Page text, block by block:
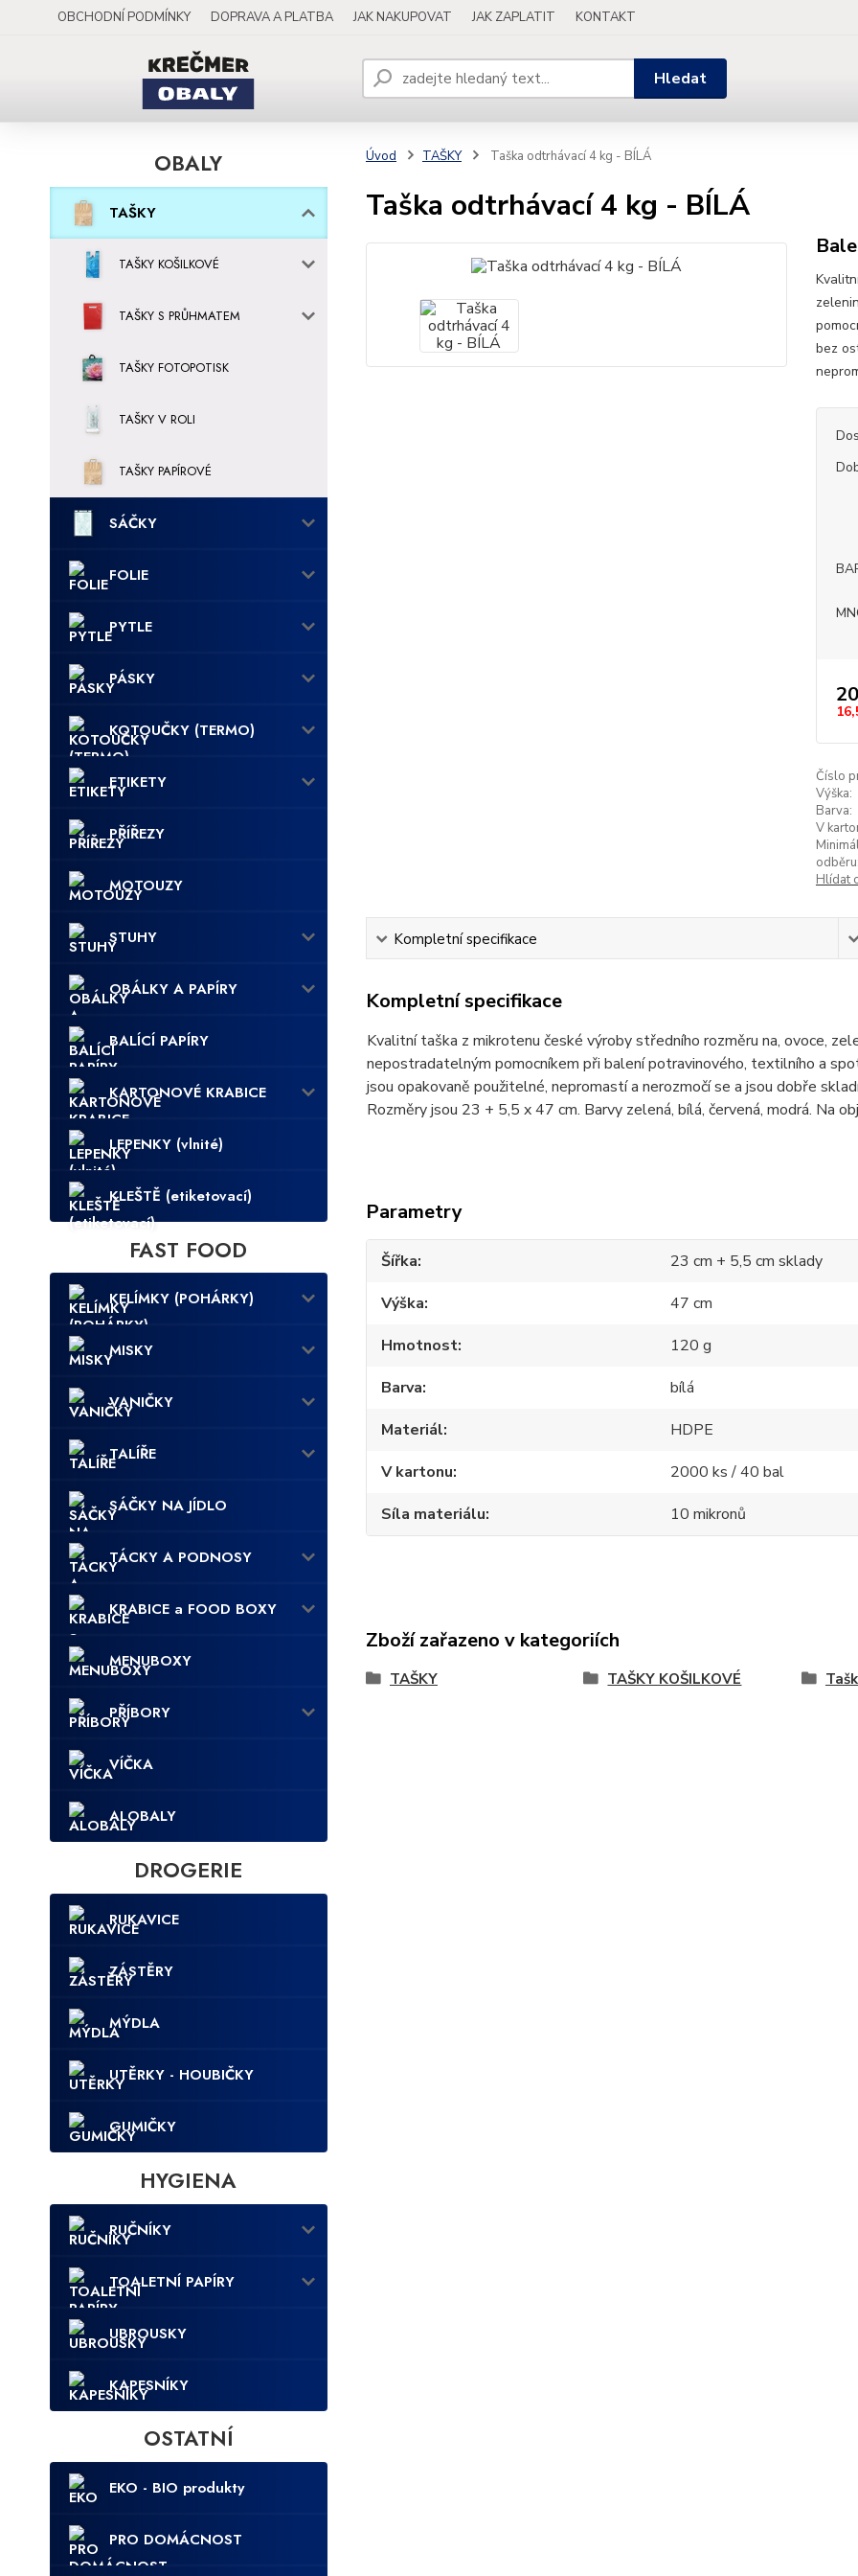
OBCHODNÍ PODMÍNKY DOPRAVA A PLATBA JAK NAKUPOVAT JAK ZAPLATIT KONTAKT
Hledat
OBALY
TAŠKY
TAŠKY KOŠILKOVÉ
TAŠKY S PRŮHMATEM
TAŠKY FOTOPOTISK
TAŠKY V ROLI
TAŠKY PAPÍROVÉ
SÁČKY
FOLIE
PYTLE
PÁSKY
KOTOUČKY (TERMO)
ETIKETY
PŘÍŘEZY
MOTOUZY
STUHY
OBÁLKY A PAPÍRY
BALÍCÍ PAPÍRY
KARTONOVÉ KRABICE
LEPENKY (vlnité)
KLEŠTĚ (etiketovací)
FAST FOOD
KELÍMKY (POHÁRKY)
MISKY
VANIČKY
TALÍŘE
SÁČKY NA JÍDLO
TÁCKY A PODNOSY
KRABICE a FOOD BOXY
MENUBOXY
PŘÍBORY
VÍČKA
ALOBALY
DROGERIE
RUKAVICE
ZÁSTĚRY
MÝDLA
UTĚRKY - HOUBIČKY
GUMIČKY
HYGIENA
RUČNÍKY
TOALETNÍ PAPÍRY
UBROUSKY
KAPESNÍKY
OSTATNÍ
EKO - BIO produkty
PRO DOMÁCNOST
Úvod TAŠKY Taška odtrhávací 4 kg - BÍLÁ
Taška odtrhávací 4 kg - BÍLÁ
bez
Číslo
Výška:
Barva:
V
odběru:
Hlídat
Kompletní specifikace
Kompletní specifikace
Kvalitní taška z mikrotenu české výroby středního rozměru na, ovoce,
nepostradatelným pomocníkem při balení potravinového, textilního a
jsou opakovaně použitelné, nepromastí a nerozmočí se a jsou dobře
Rozměry jsou 23 + 5,5 x 47 cm. Barvy zelená, bílá, červená, modrá. Na
Parametry
Šířka
23 cm + 5,5 cm sklady
Výška
47 cm
Hmotnost
120 g
Barva
bílá
Materiál
HDPE
V kartonu
2000 ks / 40 bal
Síla materiálu
10 mikronů
Zboží zařazeno v kategoriích
TAŠKY TAŠKY KOŠILKOVÉ